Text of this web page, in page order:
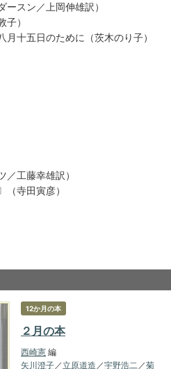
スン／上岡伸雄訳）
）
十五日のために（茨木のり子）
工藤幸雄訳）
寺田寅彦）
12か月の本
２月の本
西崎憲 編
矢川澄子／立原道造 ／宇野浩二／菊